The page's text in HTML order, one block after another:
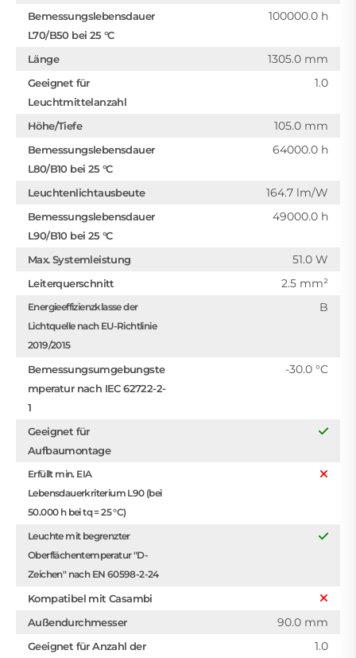
Bemessungslebensdauer
L70/B50 bei 25 °C
100000.0 h
Länge 1305.0 mm
Geeignet für
Leuchtmittelanzahl
1.0
Höhe/Tiefe 105.0 mm
Bemessungslebensdauer
L80/B10 bei 25 °C
64000.0 h
Leuchtenlichtausbeute 164.7 lm/W
Bemessungslebensdauer
L90/B10 bei 25 °C
49000.0 h
Max. Systemleistung 51.0 W
Leiterquerschnitt 2.5 mm²
Energieeffizienzklasse der
Lichtquelle nach EU-Richtlinie
2019/2015
B
Bemessungsumgebungste
mperatur nach IEC 62722-2-
1
-30.0 °C
Geeignet für
Aufbaumontage
Erfüllt min. EIA
Lebensdauerkriterium L90 (bei
50.000 h bei tq = 25 °C)
Leuchte mit begrenzter
Oberflächentemperatur "D-
Zeichen" nach EN 60598-2-24
Kompatibel mit Casambi
Außendurchmesser
90.0 mm
Geeignet für Anzahl der
1.0